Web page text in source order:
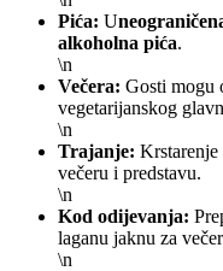
Pića: U
alkoholna pića.
\n
Večera: Gosti mogu
vegetarijanskog
\n
Trajanje:
večeru i predstavu.
\n
Kod odijevanja:
laganu jaknu za
\n